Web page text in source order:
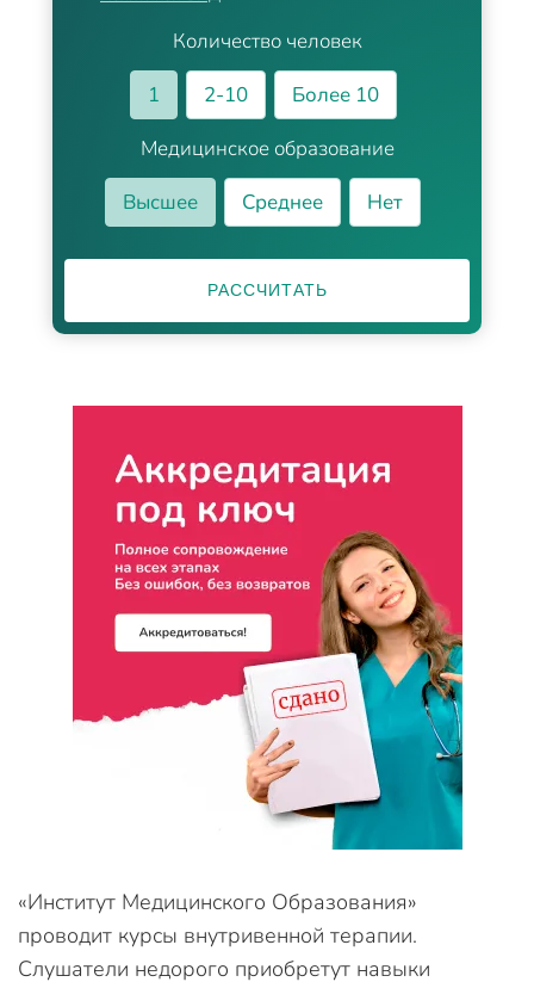
Количество человек
1
2-10
Более 10
Медицинское образование
Высшее
Среднее Нет
РАССЧИТАТЬ
«Институт Медицинского Образования»
проводит курсы внутривенной терапии.
Слушатели недорого приобретут навыки